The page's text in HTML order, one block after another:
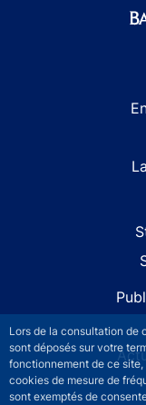
Lors de la consultation de
sont déposés sur votre
fonctionnement de ce site,
cookies de mesure de
sont exemptés de